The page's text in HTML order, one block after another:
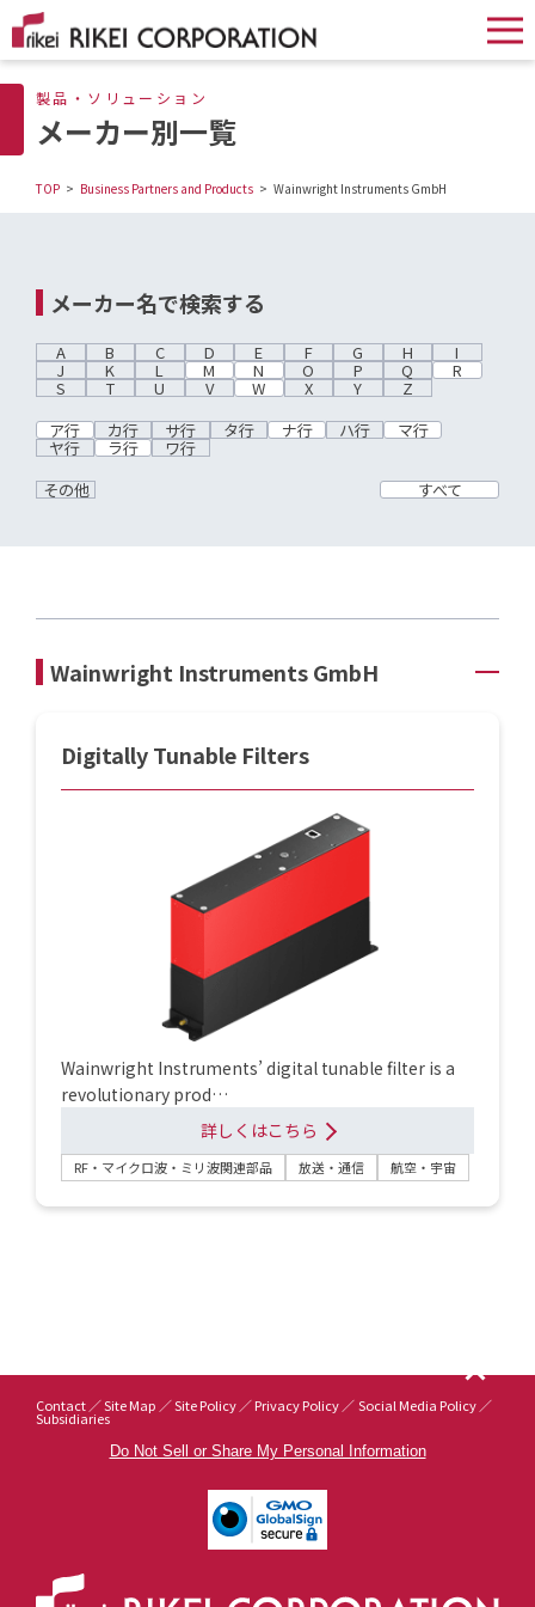
製品・ソリューション
メーカー別一覧
TOP Business Partners and Products Wainwright Instruments GmbH
メーカー名で検索する
A B C D E F G H I
J K L M N O P Q R
S T U V W X Y
Z
ア行
カ行 サ行 タ行 ナ行 ハ行 マ行
ヤ行 ラ行
ワ行
その他
すべて
Wainwright Instruments GmbH
Digitally Tunable Filters
Wainwright Instruments’ digital tunable filter is a
revolutionary prod…
詳しくはこちら
RF・マイクロ波・ミリ波関連部品 放送・通信 航空・宇宙
Contact Site Map Site Policy Privacy Policy Social Media Policy
Subsidiaries
Do Not Sell or Share My Personal Information